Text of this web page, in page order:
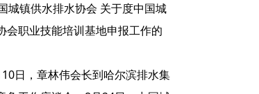
城镇供水排水协会 关于度中国城
会职业技能培训基地申报工作的
日，章林伟会长到哈尔滨排水集